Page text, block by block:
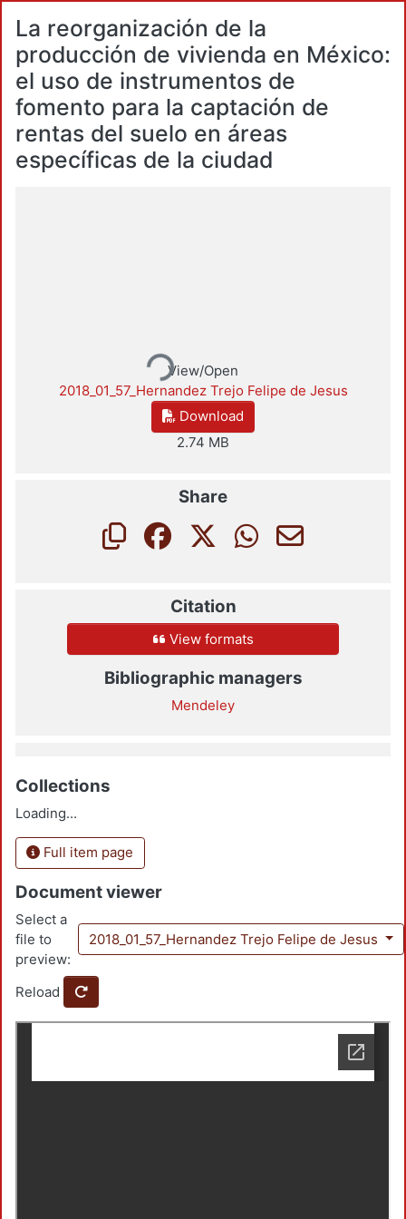
La reorganización de la
producción de vivienda en México:
el uso de instrumentos de
fomento para la captación de
rentas del suelo en áreas
específicas de la ciudad
Loading...View/Open
2018_01_57_Hernandez Trejo Felipe de Jesus
Download
2.74 MB
Share
Citation
View formats
Bibliographic managers
Mendeley
Collections
Loading...
Full item page
Document viewer
Select a
file to
preview:
2018_01_57_Hernandez Trejo Felipe de Jesus
Reload